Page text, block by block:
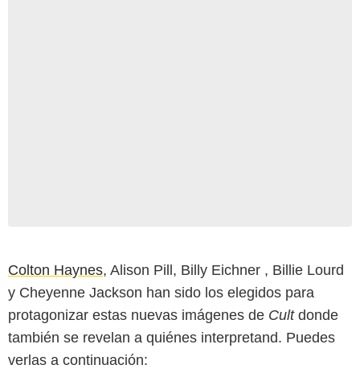
Colton Haynes, Alison Pill, Billy Eichner , Billie Lourd
y Cheyenne Jackson han sido los elegidos para
protagonizar estas nuevas imágenes de Cultdonde
también se revelan a quiénes interpretand. Puedes
verlas a continuación: